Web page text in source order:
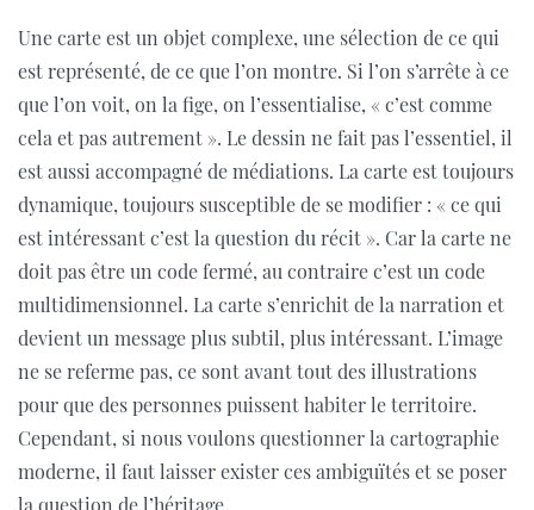
Une carte est un objet complexe, une sélection de ce qui
est représenté, de ce que l’on montre. Si l’on s’arrête à ce
que l’on voit, on la fige, on l’essentialise, « c’est comme
cela et pas autrement ». Le dessin ne fait pas l’essentiel, il
est aussi accompagné de médiations. La carte est toujours
dynamique, toujours susceptible de se modifier : « ce qui
est intéressant c’est la question du récit ». Car la carte ne
doit pas être un code fermé, au contraire c’est un code
multidimensionnel. La carte s’enrichit de la narration et
devient un message plus subtil, plus intéressant. L’image
ne se referme pas, ce sont avant tout des illustrations
pour que des personnes puissent habiter le territoire.
Cependant, si nous voulons questionner la cartographie
moderne, il faut laisser exister ces ambiguïtés et se poser